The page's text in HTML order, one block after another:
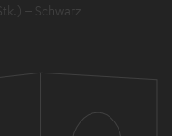
– Schwarz